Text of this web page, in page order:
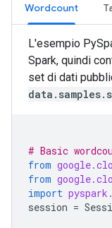
Wordcount
L'esempio
Spark, quindi
set di dati
# Basic
from
from
import
session =